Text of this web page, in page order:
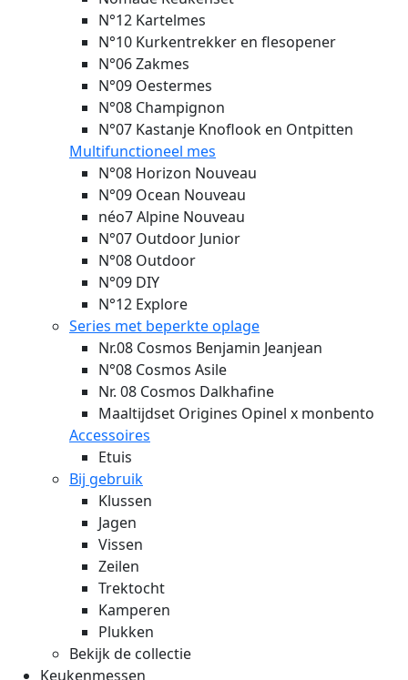
N°12 Kartelmes
N°10 Kurkentrekker en flesopener
N°06 Zakmes
N°09 Oestermes
N°08 Champignon
N°07 Kastanje Knoflook en Ontpitten
Multifunctioneel mes
N°08 Horizon Nouveau
N°09 Ocean Nouveau
néo7 Alpine Nouveau
N°07 Outdoor Junior
N°08 Outdoor
N°09 DIY
N°12 Explore
Series met beperkte oplage
Nr.08 Cosmos Benjamin Jeanjean
N°08 Cosmos Asile
Nr. 08 Cosmos Dalkhafine
Maaltijdset Origines Opinel x monbento
Accessoires
Etuis
Bij gebruik
Klussen
Jagen
Vissen
Zeilen
Trektocht
Kamperen
Plukken
Bekijk de collectie
Keukenmessen